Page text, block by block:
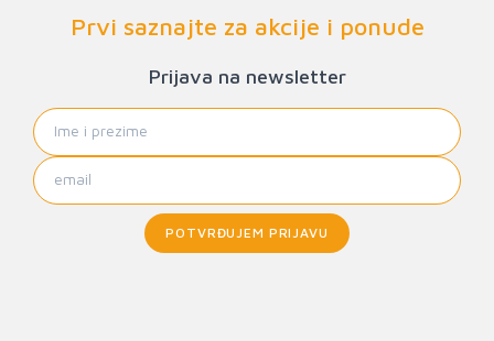
Prvi saznajte za akcije i ponude
Prijava na newsletter
POTVRĐUJEM PRIJAVU